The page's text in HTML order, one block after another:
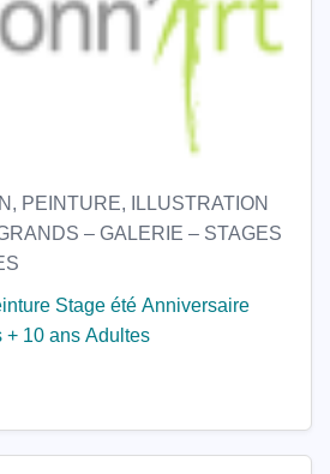
PEINTURE, ILLUSTRATION
– GALERIE – STAGES
Stage été Anniversaire
+ 10 ans Adultes